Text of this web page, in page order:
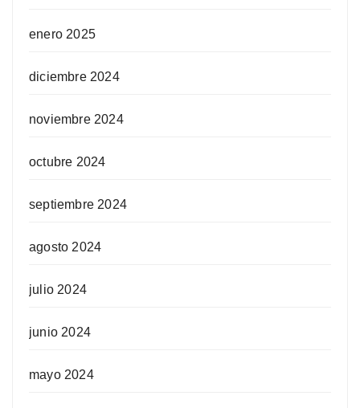
enero 2025
diciembre 2024
noviembre 2024
octubre 2024
septiembre 2024
agosto 2024
julio 2024
junio 2024
mayo 2024